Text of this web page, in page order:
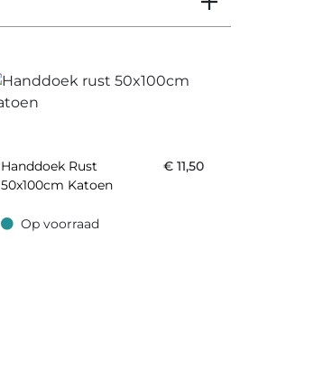
Handdoek Rust
50x100cm Katoen
€ 11,50
Op voorraad
Op voorraad